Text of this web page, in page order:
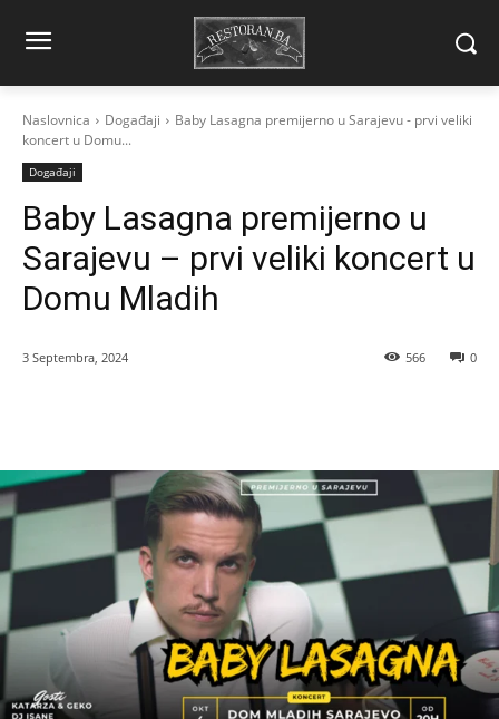
Naslovnica Događaji
Baby Lasagna premijerno u Sarajevu - prvi veliki
koncert u Domu...
Događaji
Baby Lasagna premijerno u
Sarajevu – prvi veliki koncert u
Domu Mladih
3 Septembra, 2024 0
566